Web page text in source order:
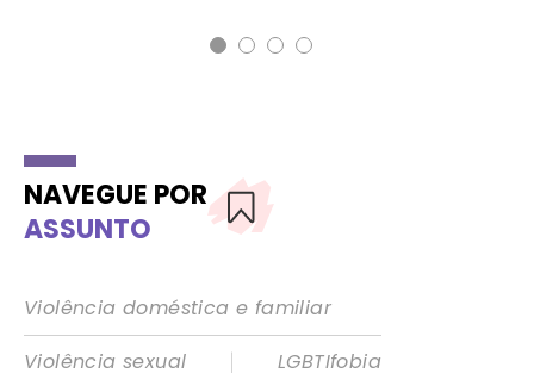
NAVEGUE POR
ASSUNTO
Violência doméstica e familiar
Violência sexual
|
LGBTIfobia